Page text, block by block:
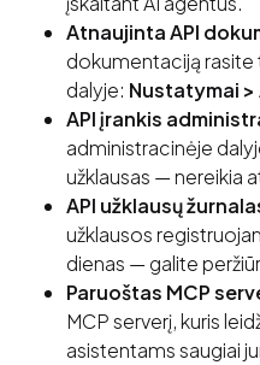
Atnaujinta API
dokumentaciją
dalyje: Nustatymai >
API įrankis
administracinėje
užklausas — nereikia
API užklausų
užklausos
dienas — galite
Paruoštas MCP
MCP serverį, kuris
asistentams saugiai